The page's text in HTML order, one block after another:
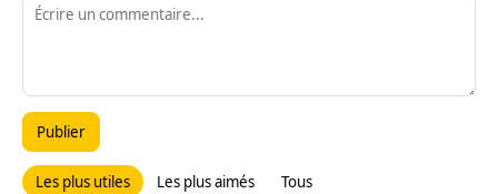
Publier
Les plus utiles Les plus aimés Tous